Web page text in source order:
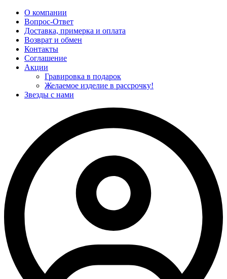
О компании
Вопрос-Ответ
Доставка, примерка и оплата
Возврат и обмен
Контакты
Соглашение
Акции
Гравировка в подарок
Желаемое изделие в рассрочку!
Звезды с нами